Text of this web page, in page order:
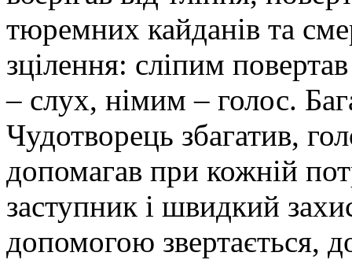
тюремних кайданів та
зцілення: сліпим
– слух, німим – голос.
Чудотворець збагатив,
допомагав при кожній
заступник і швидкий
допомогою звертається,